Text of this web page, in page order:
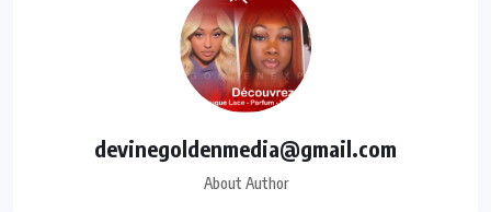
devinegoldenmedia@gmail.com
About Author